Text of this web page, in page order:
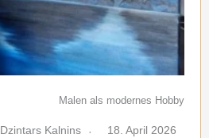
Malen als modernes Hobby
Dzintars Kalnins 18. April 2026